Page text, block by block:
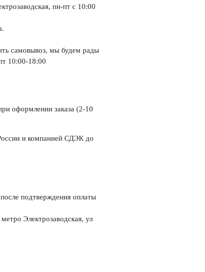
пн-пт с 10:00
самовывоз, мы будем рады
10:00-18:00
оформлении заказа (2-10
и компанией СДЭК до
после подтверждения оплаты
Электрозаводская, ул